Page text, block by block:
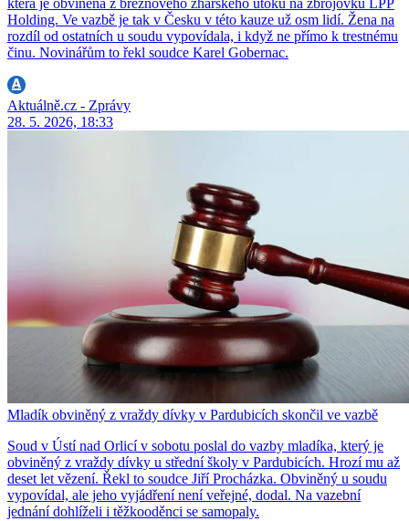
která je obviněná z březnového žhářského útoku na zbrojovku LPP
Holding. Ve vazbě je tak v Česku v této kauze už osm lidí. Žena na
rozdíl od ostatních u soudu vypovídala, i když ne přímo k trestnému
činu. Novinářům to řekl soudce Karel Gobernac.
Aktuálně.cz - Zprávy
28. 5. 2026, 18:33
Mladík obviněný z vraždy dívky v Pardubicích skončil ve vazbě
Soud v Ústí nad Orlicí v sobotu poslal do vazby mladíka, který je
obviněný z vraždy dívky u střední školy v Pardubicích. Hrozí mu až
deset let vězení. Řekl to soudce Jiří Procházka. Obviněný u soudu
vypovídal, ale jeho vyjádření není veřejné, dodal. Na vazební
jednání dohlíželi i těžkooděnci se samopaly.